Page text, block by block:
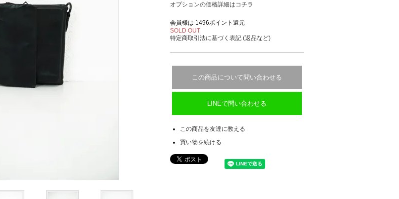
オプションの価格詳細はコチラ
会員様は 1496ポイント還元
SOLD OUT
特定商取引法に基づく表記 (返品など)
この商品について問い合わせる
LINEで問い合わせる
この商品を友達に教える
買い物を続ける